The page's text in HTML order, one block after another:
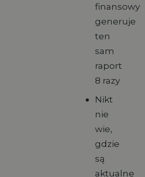
finansowy
generuje
ten
sam
raport
8 razy
Nikt
nie
wie,
gdzie
są
aktualne